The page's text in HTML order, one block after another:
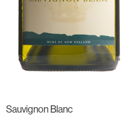
Sauvignon Blanc